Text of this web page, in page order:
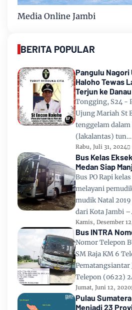
Media Online Jambi
BERITA POPULAR
Pangulu Nagori
Haloho Tewas
Terjun ke
Tongging, S24 -
Ujung Mariah St
tenggelam
(lakalantas) tun…
Rabu, Juli 31, 2024
Bus Kelas
Medan Siap
Bus PO Rapi
melayani
mudik Natal
dari Kota Jambi
Kamis, Desember
Bus INTRA
Nomor Telepon
SM Raja KM 6
Pematangsiantar
Telepon (0622)
Jumat, Juni 12, 2020
Pulau
Menjadi 23